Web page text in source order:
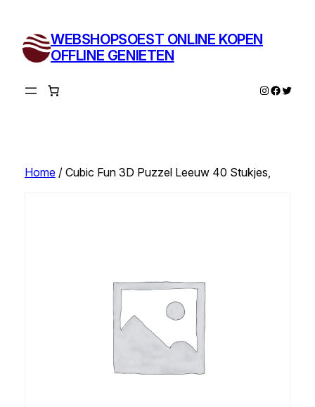
inhoud
WEBSHOPSOEST ONLINE KOPEN
OFFLINE GENIETEN
Instagram
Twitter
Home/ Cubic Fun 3D Puzzel Leeuw 40 Stukjes,